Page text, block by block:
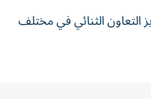
التعاون الثنائي في مختلف